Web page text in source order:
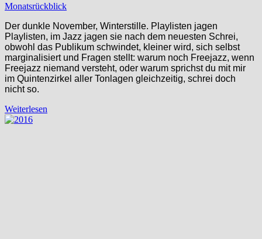
Monatsrückblick
Der dunkle November, Winterstille. Playlisten jagen
Playlisten, im Jazz jagen sie nach dem neuesten Schrei,
obwohl das Publikum schwindet, kleiner wird, sich selbst
marginalisiert und Fragen stellt: warum noch Freejazz, wenn
Freejazz niemand versteht, oder warum sprichst du mit mir
im Quintenzirkel aller Tonlagen gleichzeitig, schrei doch
nicht so.
Weiterlesen